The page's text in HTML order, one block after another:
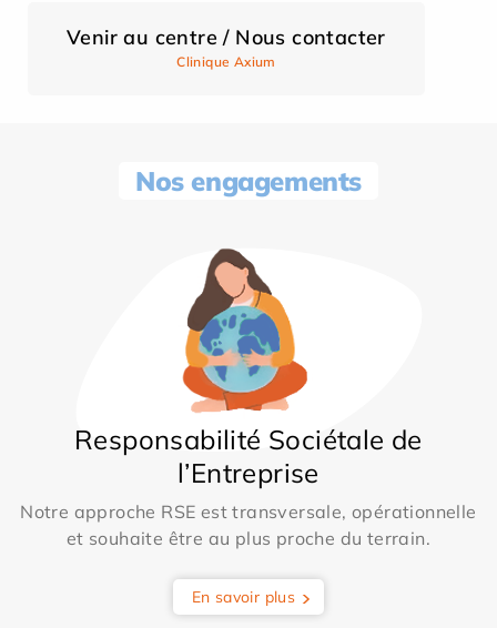
Venir au centre / Nous contacter
Clinique Axium
Nos engagements
Responsabilité Sociétale de
l’Entreprise
Notre approche RSE est transversale, opérationnelle
et souhaite être au plus proche du terrain.
En savoir plus